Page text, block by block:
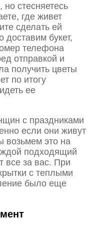
но стесняетесь
где живет
сделать ей
букет,
телефона
отправкой и
получить цветы
по итогу
ее
с праздниками
если они живут
возьмем это на
подходящий
все за вас. При
с теплыми
было еще